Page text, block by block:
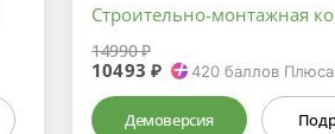
Строительно-монтажная
14990 ₽
10493 ₽ 420 баллов Плюса
Демоверсия